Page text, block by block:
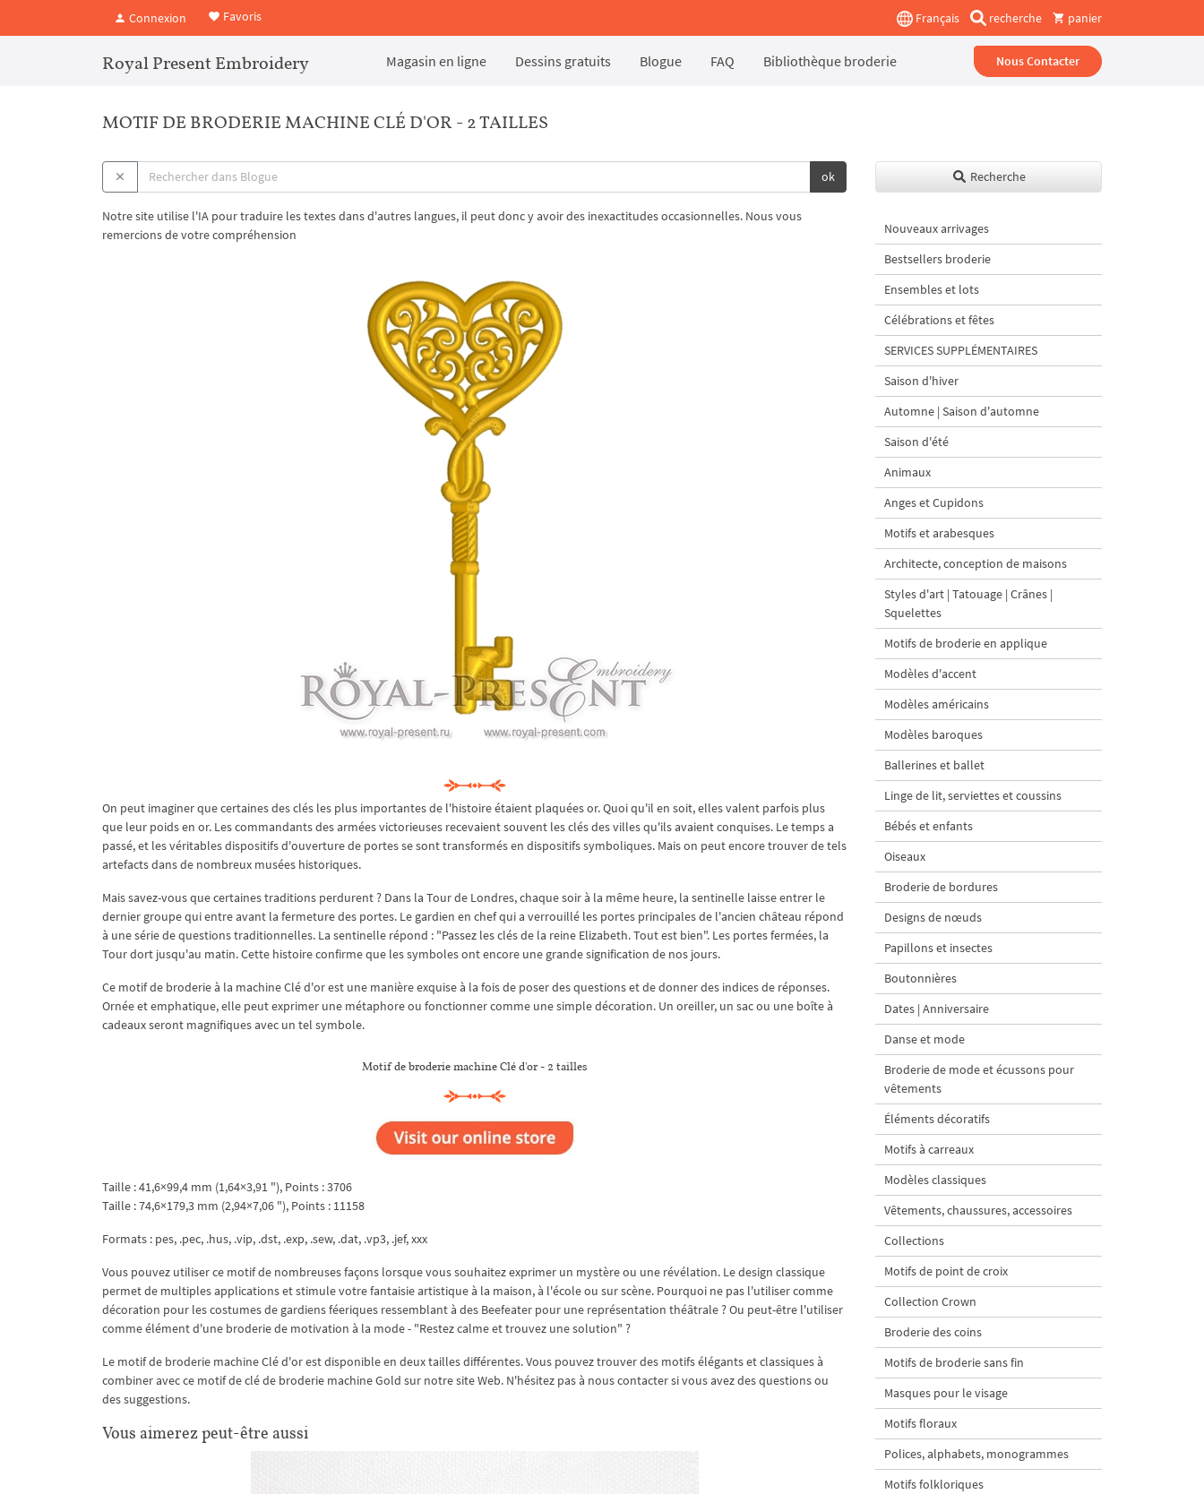
Connexion Favoris Français recherche panier
Royal Present Embroidery Magasin en ligne Dessins gratuits Blogue FAQ Bibliothèque broderie Nous Contacter
MOTIF DE BRODERIE MACHINE CLÉ D'OR - 2 TAILLES
ok
Notre site utilise l'IA pour traduire les textes dans d'autres langues, il peut donc y avoir des inexactitudes occasionnelles. Nous vous
remercions de votre compréhension
On peut imaginer que certaines des clés les plus importantes de l'histoire étaient plaquées or. Quoi qu'il en soit, elles valent parfois plus
que leur poids en or. Les commandants des armées victorieuses recevaient souvent les clés des villes qu'ils avaient conquises. Le temps a
passé, et les véritables dispositifs d'ouverture de portes se sont transformés en dispositifs symboliques. Mais on peut encore trouver de tels
artefacts dans de nombreux musées historiques.
Mais savez-vous que certaines traditions perdurent ? Dans la Tour de Londres, chaque soir à la même heure, la sentinelle laisse entrer le
dernier groupe qui entre avant la fermeture des portes. Le gardien en chef qui a verrouillé les portes principales de l'ancien château répond
à une série de questions traditionnelles. La sentinelle répond : "Passez les clés de la reine Elizabeth. Tout est bien". Les portes fermées, la
Tour dort jusqu'au matin. Cette histoire confirme que les symboles ont encore une grande signification de nos jours.
Ce motif de broderie à la machine Clé d'or est une manière exquise à la fois de poser des questions et de donner des indices de réponses.
Ornée et emphatique, elle peut exprimer une métaphore ou fonctionner comme une simple décoration. Un oreiller, un sac ou une boîte à
cadeaux seront magnifiques avec un tel symbole.
Motif de broderie machine Clé d'or - 2 tailles
Taille : 41,6×99,4 mm (1,64×3,91 "), Points : 3706
Taille : 74,6×179,3 mm (2,94×7,06 "), Points : 11158
Formats : pes, .pec, .hus, .vip, .dst, .exp, .sew, .dat, .vp3, .jef, xxx
Vous pouvez utiliser ce motif de nombreuses façons lorsque vous souhaitez exprimer un mystère ou une révélation. Le design classique
permet de multiples applications et stimule votre fantaisie artistique à la maison, à l'école ou sur scène. Pourquoi ne pas l'utiliser comme
décoration pour les costumes de gardiens féeriques ressemblant à des Beefeater pour une représentation théâtrale ? Ou peut-être l'utiliser
comme élément d'une broderie de motivation à la mode - "Restez calme et trouvez une solution" ?
Le motif de broderie machine Clé d'or est disponible en deux tailles différentes. Vous pouvez trouver des motifs élégants et classiques à
combiner avec ce motif de clé de broderie machine Gold sur notre site Web. N'hésitez pas à nous contacter si vous avez des questions ou
des suggestions.
Vous aimerez peut-être aussi
Recherche
Nouveaux arrivages
Bestsellers broderie
Ensembles et lots
Célébrations et fêtes
SERVICES SUPPLÉMENTAIRES
Saison d'hiver
Automne | Saison d'automne
Saison d'été
Animaux
Anges et Cupidons
Motifs et arabesques
Architecte, conception de maisons
Styles d'art | Tatouage | Crânes |
Squelettes
Motifs de broderie en applique
Modèles d'accent
Modèles américains
Modèles baroques
Ballerines et ballet
Linge de lit, serviettes et coussins
Bébés et enfants
Oiseaux
Broderie de bordures
Designs de nœuds
Papillons et insectes
Boutonnières
Dates | Anniversaire
Danse et mode
Broderie de mode et écussons pour
vêtements
Éléments décoratifs
Motifs à carreaux
Modèles classiques
Vêtements, chaussures, accessoires
Collections
Motifs de point de croix
Collection Crown
Broderie des coins
Motifs de broderie sans fin
Masques pour le visage
Motifs floraux
Polices, alphabets, monogrammes
Motifs folkloriques